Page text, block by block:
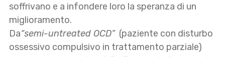
soffrivano e a infondere loro la speranza di un
miglioramento.
Da“semi-untreated OCD”(paziente con disturbo
ossessivo compulsivo in trattamento parziale)